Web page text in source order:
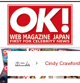
ホーム Cindy Crawford